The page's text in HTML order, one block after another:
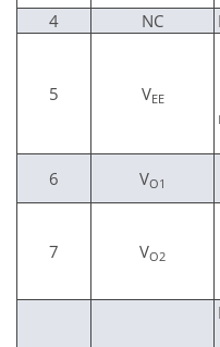
4
NC
5 VEE
6
VO1
7 VO2